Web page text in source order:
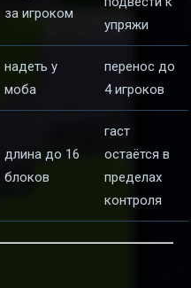
за игроком
упряжи
надеть у
моба
перенос до
4 игроков
длина до 16
блоков
гаст
остаётся в
пределах
контроля